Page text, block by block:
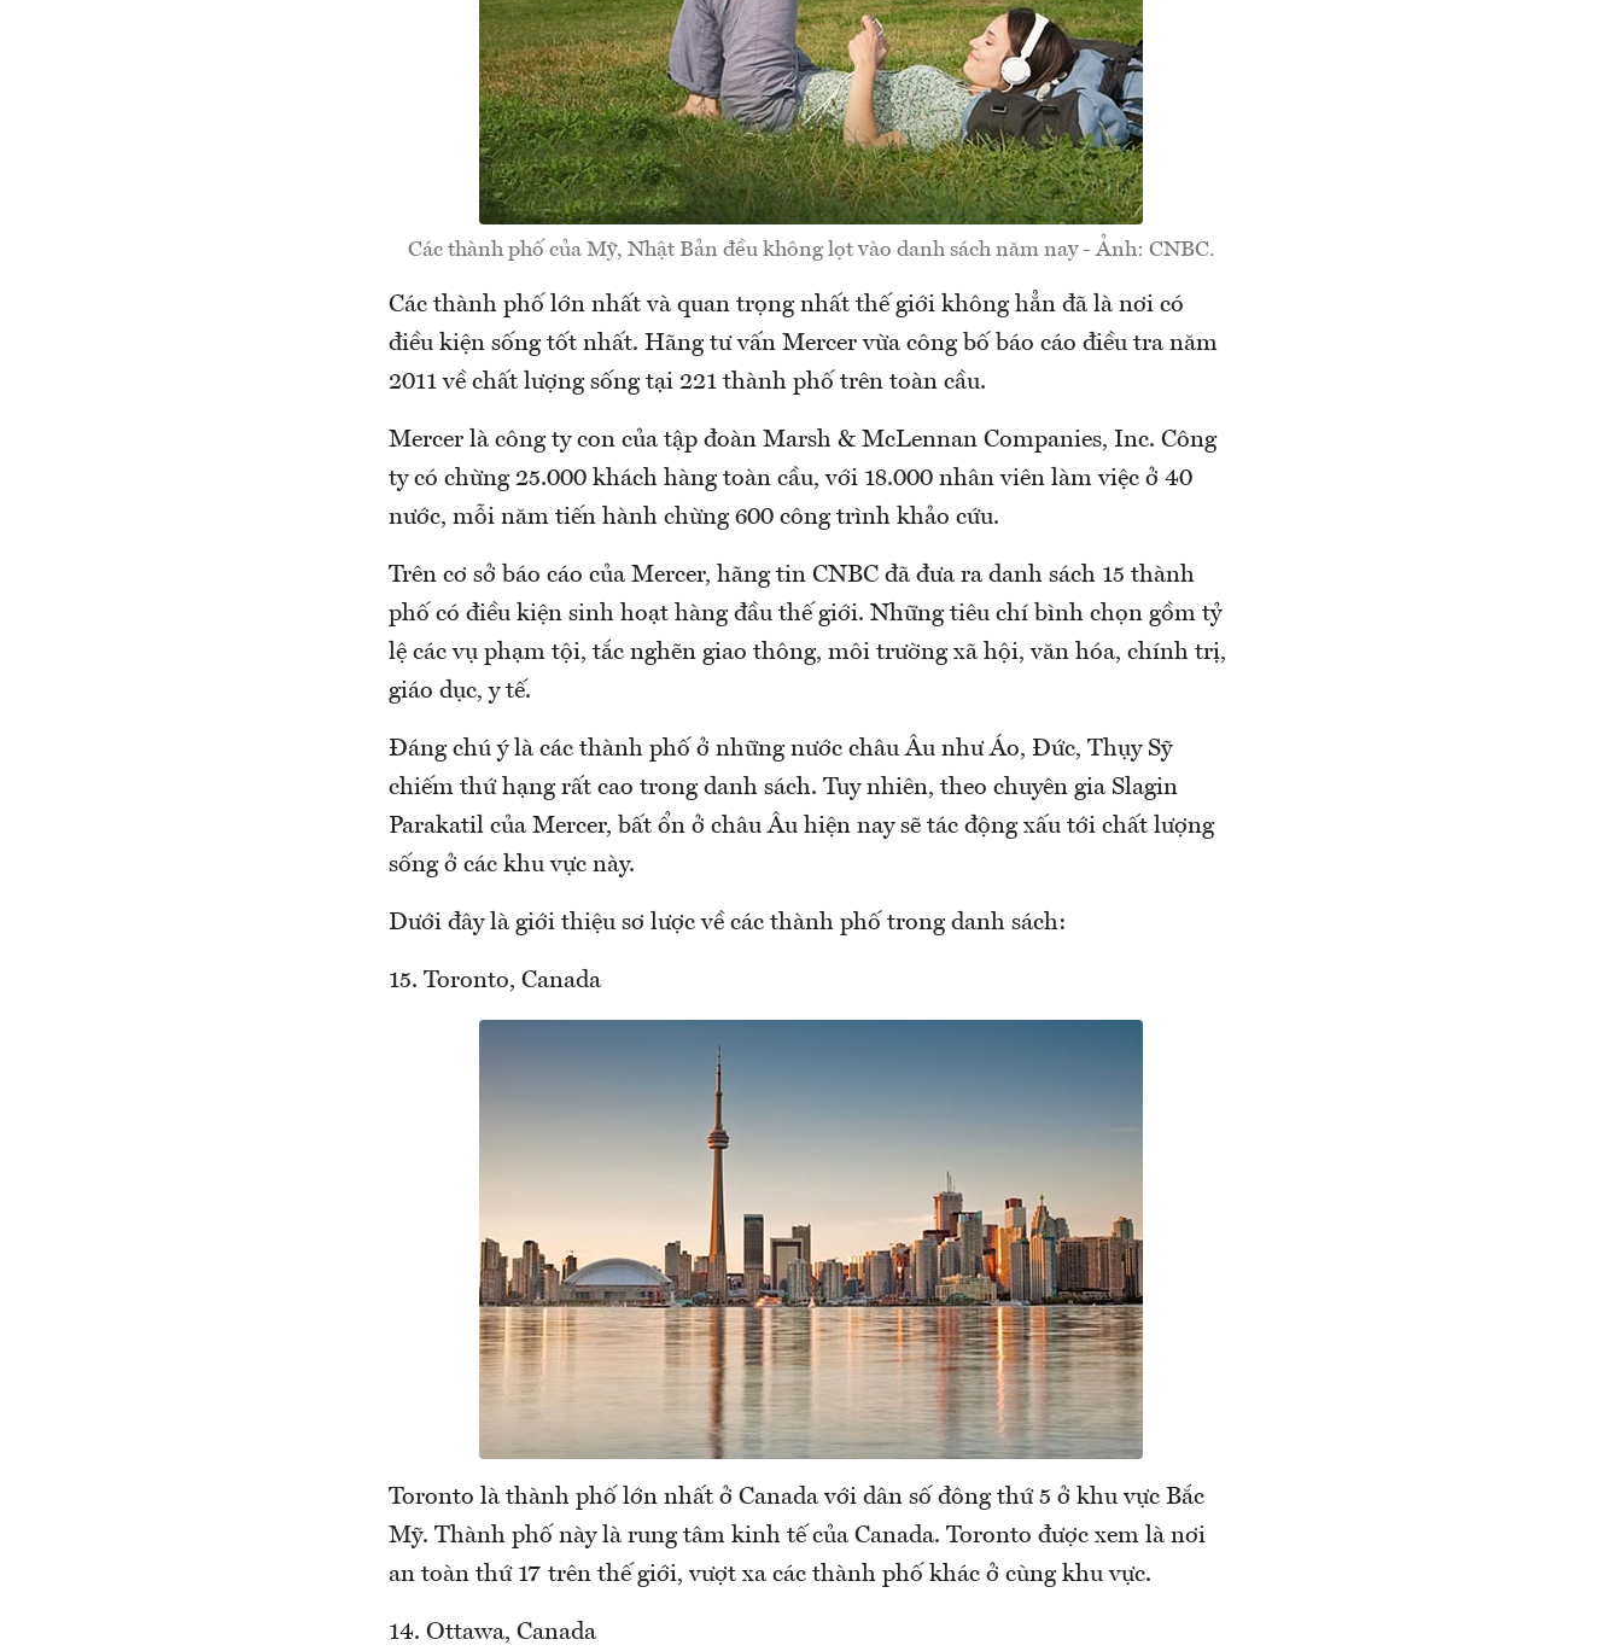
Các thành phố của Mỹ, Nhật Bản đều không lọt vào danh sách năm nay - Ảnh: CNBC.
Các thành phố lớn nhất và quan trọng nhất thế giới không hẳn đã là nơi có
điều kiện sống tốt nhất. Hãng tư vấn Mercer vừa công bố báo cáo điều tra năm
2011 về chất lượng sống tại 221 thành phố trên toàn cầu.
Mercer là công ty con của tập đoàn Marsh & McLennan Companies, Inc. Công
ty có chừng 25.000 khách hàng toàn cầu, với 18.000 nhân viên làm việc ở 40
nước, mỗi năm tiến hành chừng 600 công trình khảo cứu.
Trên cơ sở báo cáo của Mercer, hãng tin CNBC đã đưa ra danh sách 15 thành
phố có điều kiện sinh hoạt hàng đầu thế giới. Những tiêu chí bình chọn gồm tỷ
lệ các vụ phạm tội, tắc nghẽn giao thông, môi trường xã hội, văn hóa, chính trị,
giáo dục, y tế.
Đáng chú ý là các thành phố ở những nước châu Âu như Áo, Đức, Thụy Sỹ
chiếm thứ hạng rất cao trong danh sách. Tuy nhiên, theo chuyên gia Slagin
Parakatil của Mercer, bất ổn ở châu Âu hiện nay sẽ tác động xấu tới chất lượng
sống ở các khu vực này.
Dưới đây là giới thiệu sơ lược về các thành phố trong danh sách:
15. Toronto, Canada
Toronto là thành phố lớn nhất ở Canada với dân số đông thứ 5 ở khu vực Bắc
Mỹ. Thành phố này là rung tâm kinh tế của Canada. Toronto được xem là nơi
an toàn thứ 17 trên thế giới, vượt xa các thành phố khác ở cùng khu vực.
14. Ottawa, Canada